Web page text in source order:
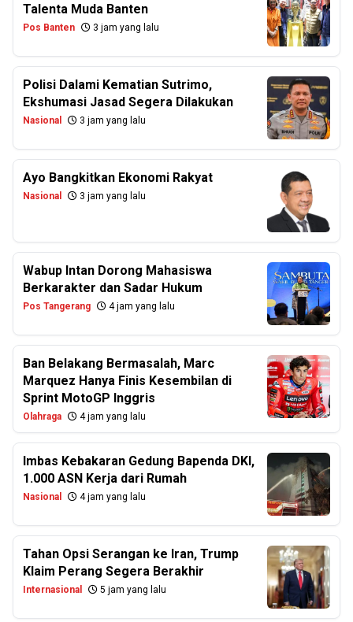
Talenta Muda Banten
Pos Banten 3 jam yang lalu
Polisi Dalami Kematian Sutrimo,
Ekshumasi Jasad Segera Dilakukan
Nasional 3 jam yang lalu
Ayo Bangkitkan Ekonomi Rakyat
Nasional 3 jam yang lalu
Wabup Intan Dorong Mahasiswa
Berkarakter dan Sadar Hukum
Pos Tangerang 4 jam yang lalu
Ban Belakang Bermasalah, Marc
Marquez Hanya Finis Kesembilan di
Sprint MotoGP Inggris
Olahraga 4 jam yang lalu
Imbas Kebakaran Gedung Bapenda DKI,
1.000 ASN Kerja dari Rumah
Nasional 4 jam yang lalu
Tahan Opsi Serangan ke Iran, Trump
Klaim Perang Segera Berakhir
Internasional 5 jam yang lalu